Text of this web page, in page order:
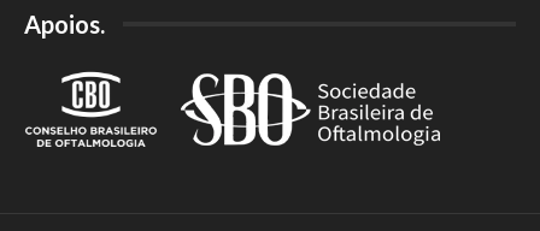
Apoios.